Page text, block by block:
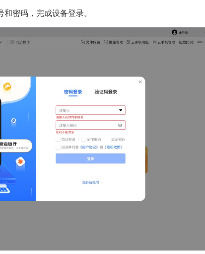
和密码，完成设备登录。